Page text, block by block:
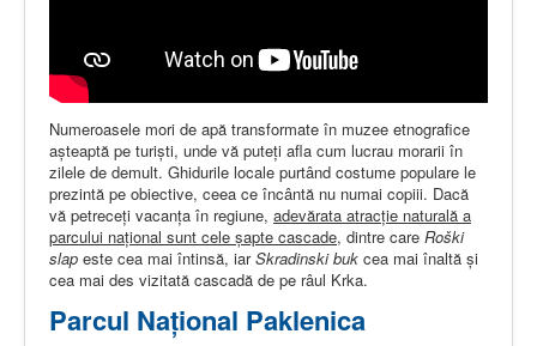
Numeroasele mori de apă transformate în muzee etnografice
aşteaptă pe turişti, unde vă puteţi afla cum lucrau morarii în
zilele de demult. Ghidurile locale purtând costume populare le
prezintă pe obiective, ceea ce încântă nu numai copiii. Dacă
vă petreceţi vacanţa în regiune, adevărata atracţie naturală a
parcului naţional sunt cele șapte cascade, dintre care Roški
slap este cea mai întinsă, iarSkradinski buk cea mai înaltă şi
cea mai des vizitată cascadă de pe râul Krka.
Parcul Naţional Paklenica